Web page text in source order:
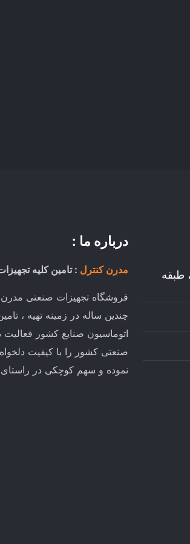
طبقه
درباره ما :
مدرن کنترل : تامین کلیه
فروشگاه تجهیزات صنعتی مدرن
چندین ساله در زمینه تهیه ،
اتوماسیون صنایع کشور فعالیت
صنعتی کشور را با کیفیت
نموده و سهم کوچکی در راستای